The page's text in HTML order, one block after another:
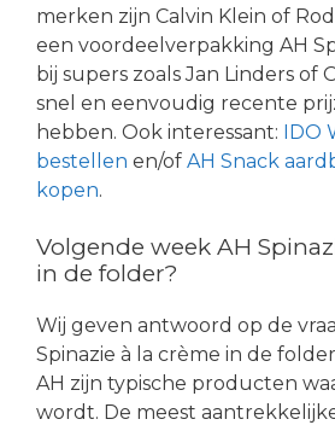
merken zijn Calvin Klein of
een voordeelverpakking AH
bij supers zoals Jan Linders of
snel en eenvoudig recente
hebben. Ook interessant: IDO
bestellen en/of AH Snack
kopen.
Volgende week AH
in de folder?
Wij geven antwoord op de
Spinazie à la crème in de
AH zijn typische producten
wordt. De meest